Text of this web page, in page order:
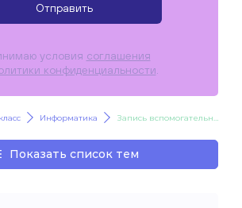
Отправить
условия соглашения
конфиденциальности
Информатика Запись вспомогательных алгоритмов на языке Паскаль
Показать список тем